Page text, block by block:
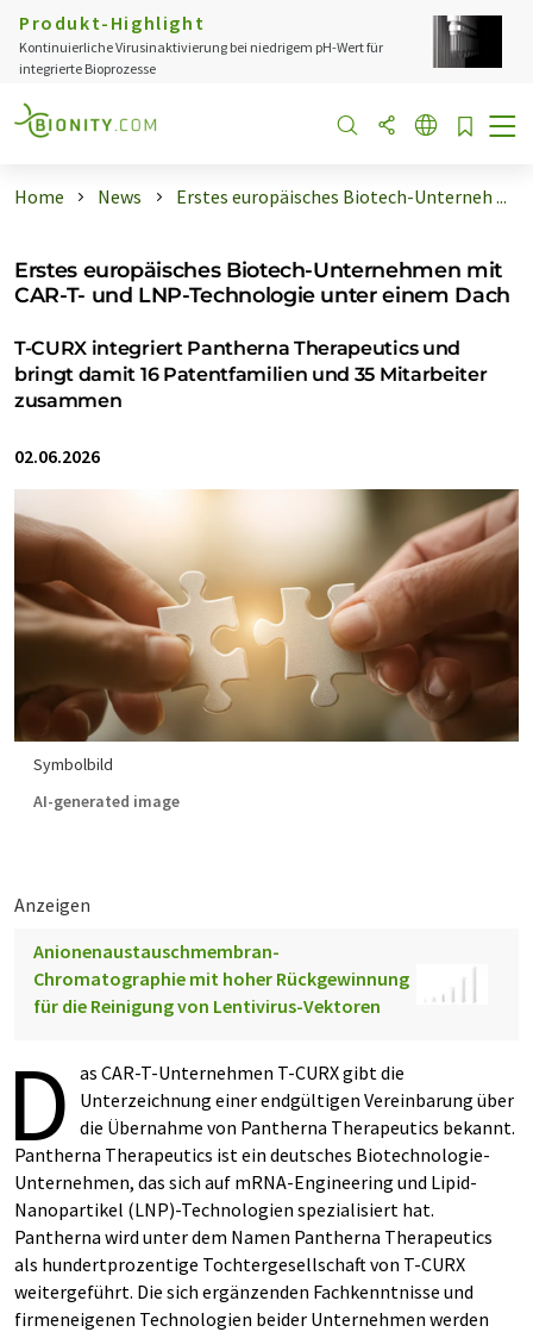
Produkt-Highlight
Kontinuierliche Virusinaktivierung bei niedrigem pH-Wert für
integrierte Bioprozesse
Home News Erstes europäisches Biotech-Unterneh ...
Erstes europäisches Biotech-Unternehmen mit
CAR-T- und LNP-Technologie unter einem Dach
T-CURX integriert Pantherna Therapeutics und
bringt damit 16 Patentfamilien und 35 Mitarbeiter
zusammen
02.06.2026
Symbolbild
AI-generated image
Anzeigen
Anionenaustauschmembran-
Chromatographie mit hoher Rückgewinnung
für die Reinigung von Lentivirus-Vektoren
D as CAR-T-Unternehmen T-CURX gibt die
Unterzeichnung einer endgültigen Vereinbarung über
die Übernahme von Pantherna Therapeutics bekannt.
Pantherna Therapeutics ist ein deutsches Biotechnologie-
Unternehmen, das sich auf mRNA-Engineering und Lipid-
Nanopartikel (LNP)-Technologien spezialisiert hat.
Pantherna wird unter dem Namen Pantherna Therapeutics
als hundertprozentige Tochtergesellschaft von T-CURX
weitergeführt. Die sich ergänzenden Fachkenntnisse und
firmeneigenen Technologien beider Unternehmen werden